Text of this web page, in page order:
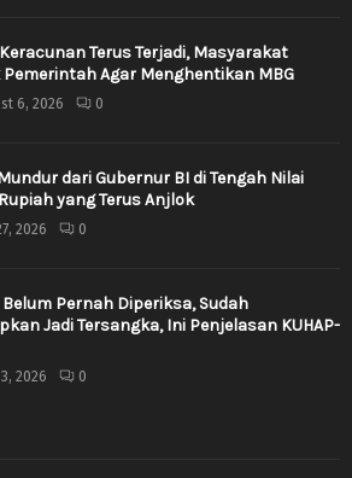
Terus Terjadi, Masyarakat
Pemerintah Agar Menghentikan MBG
6, 2026 0
dari Gubernur BI di Tengah Nilai
yang Terus Anjlok
2026 0
Belum Pernah Diperiksa, Sudah
Jadi Tersangka, Ini Penjelasan KUHAP-
2026 0